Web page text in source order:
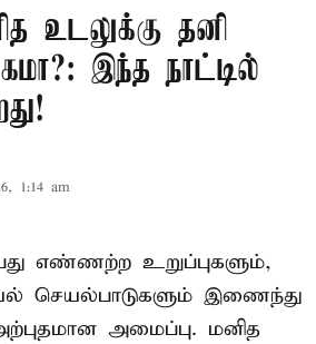
உடலுக்கு தனி
இந்த நாட்டில்
1:14 am
எண்ணற்ற உறுப்புகளும்,
செயல்பாடுகளும் இணைந்து
அமைப்பு. மனித